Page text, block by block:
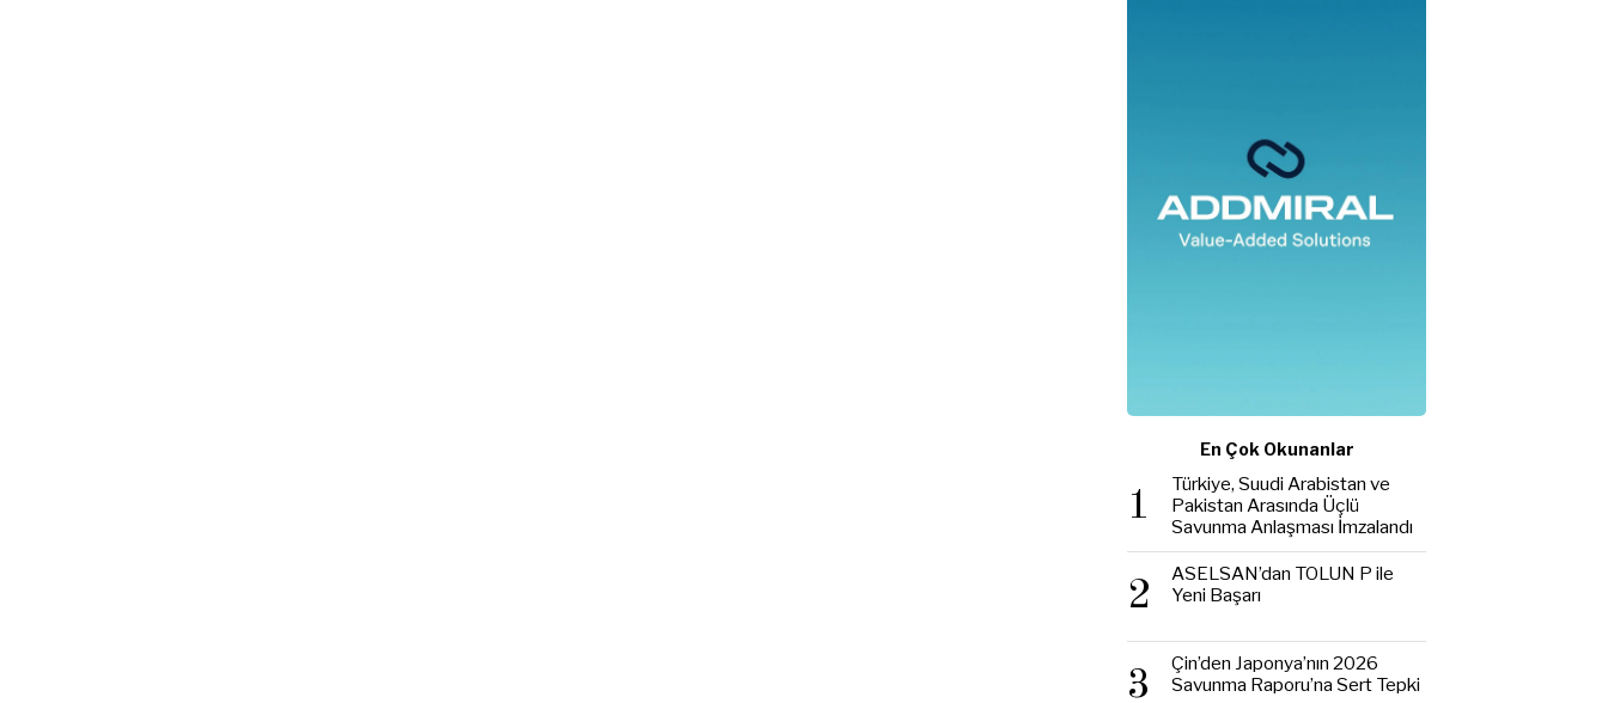
En Çok Okunanlar
1
Türkiye, Suudi Arabistan ve
Pakistan Arasında Üçlü
Savunma Anlaşması İmzalandı
2
ASELSAN’dan TOLUN P ile
Yeni Başarı
3
Çin’den Japonya’nın 2026
Savunma Raporu’na Sert Tepki